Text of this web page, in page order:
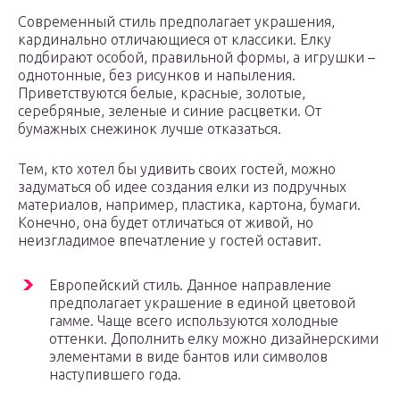
Современный стиль предполагает украшения,
кардинально отличающиеся от классики. Елку
подбирают особой, правильной формы, а игрушки –
однотонные, без рисунков и напыления.
Приветствуются белые, красные, золотые,
серебряные, зеленые и синие расцветки. От
бумажных снежинок лучше отказаться.
Тем, кто хотел бы удивить своих гостей, можно
задуматься об идее создания елки из подручных
материалов, например, пластика, картона, бумаги.
Конечно, она будет отличаться от живой, но
неизгладимое впечатление у гостей оставит.
Европейский стиль. Данное направление
предполагает украшение в единой цветовой
гамме. Чаще всего используются холодные
оттенки. Дополнить елку можно дизайнерскими
элементами в виде бантов или символов
наступившего года.